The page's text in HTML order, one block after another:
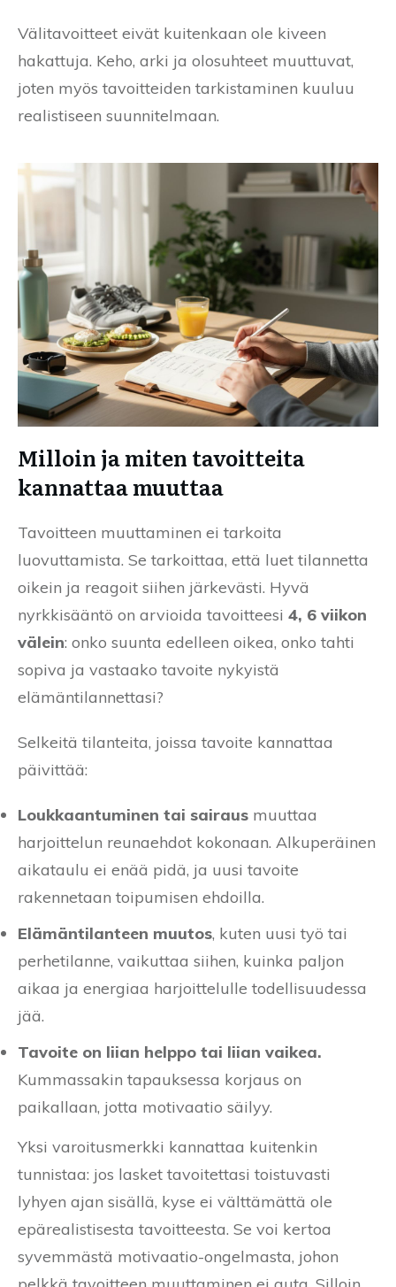
Välitavoitteet eivät kuitenkaan ole kiveen
hakattuja. Keho, arki ja olosuhteet muuttuvat,
joten myös tavoitteiden tarkistaminen kuuluu
realistiseen suunnitelmaan.
Milloin ja miten tavoitteita
kannattaa muuttaa
Tavoitteen muuttaminen ei tarkoita
luovuttamista. Se tarkoittaa, että luet tilannetta
oikein ja reagoit siihen järkevästi. Hyvä
nyrkkisääntö on arvioida tavoitteesi 4, 6 viikon
välein: onko suunta edelleen oikea, onko tahti
sopiva ja vastaako tavoite nykyistä
elämäntilannettasi?
Selkeitä tilanteita, joissa tavoite kannattaa
päivittää:
Loukkaantuminen tai sairaus muuttaa
harjoittelun reunaehdot kokonaan. Alkuperäinen
aikataulu ei enää pidä, ja uusi tavoite
rakennetaan toipumisen ehdoilla.
Elämäntilanteen muutos, kuten uusi työ tai
perhetilanne, vaikuttaa siihen, kuinka paljon
aikaa ja energiaa harjoittelulle todellisuudessa
jää.
Tavoite on liian helppo tai liian vaikea.
Kummassakin tapauksessa korjaus on
paikallaan, jotta motivaatio säilyy.
Yksi varoitusmerkki kannattaa kuitenkin
tunnistaa: jos lasket tavoitettasi toistuvasti
lyhyen ajan sisällä, kyse ei välttämättä ole
epärealistisesta tavoitteesta. Se voi kertoa
syvemmästä motivaatio-ongelmasta, johon